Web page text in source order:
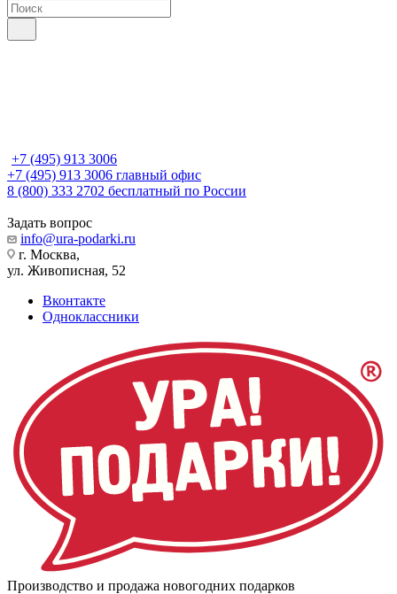
+7 (495) 913 3006
+7 (495) 913 3006 главный офис
8 (800) 333 2702 бесплатный по России
Задать вопрос
info@ura-podarki.ru
г. Москва,
ул. Живописная, 52
Вконтакте
Одноклассники
Производство и продажа новогодних подарков